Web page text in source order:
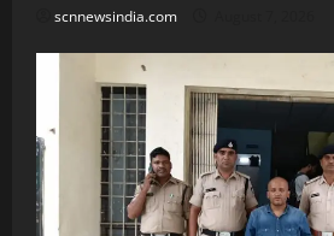
scnnewsindia.com